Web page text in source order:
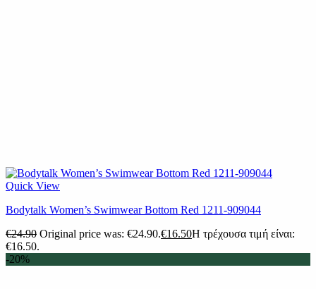
Quick View
Βodytalk Women’s Swimwear Bottom Red 1211-909044
€24.90 Original price was: €24.90.€16.50Η τρέχουσα τιμή είναι:
€16.50.
-20%